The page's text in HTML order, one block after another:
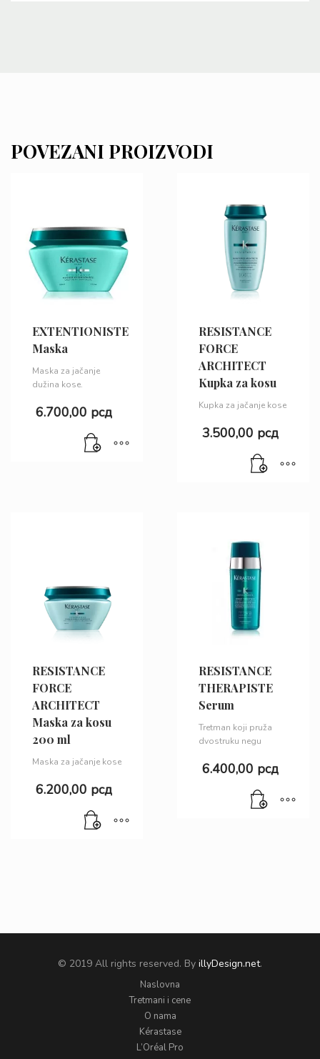
POVEZANI PROIZVODI
EXTENTIONISTE
Maska
Maska za jačanje
dužina kose.
6.700,00 рсд
RESISTANCE
FORCE
ARCHITECT
Kupka za kosu
Kupka za jačanje kose
3.500,00 рсд
RESISTANCE
FORCE
ARCHITECT
Maska za kosu
200 ml
Maska za jačanje kose
6.200,00 рсд
RESISTANCE
THERAPISTE
Serum
Tretman koji pruža
dvostruku negu
6.400,00 рсд
© 2019 All rights reserved. By illyDesign.net.
Naslovna
Tretmani i cene
O nama
Kérastase
L’Oréal Pro